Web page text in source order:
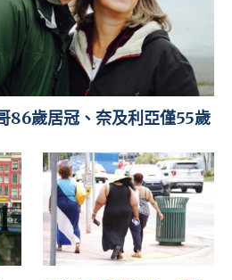
86歲居冠、奈及利亞僅55歲